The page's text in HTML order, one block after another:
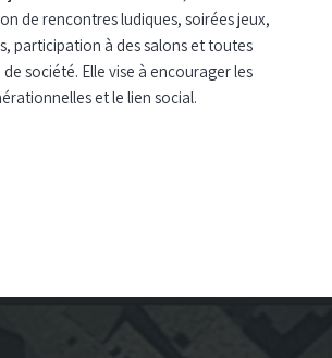
de rencontres ludiques, soirées jeux,
participation à des salons et toutes
société. Elle vise à encourager les
et le lien social.